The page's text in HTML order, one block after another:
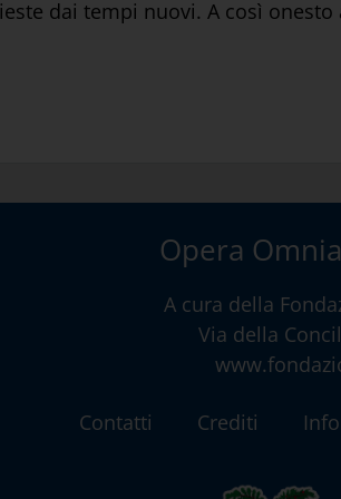
dai tempi nuovi. A così
Opera
A cura della
Via della
Contatti Crediti